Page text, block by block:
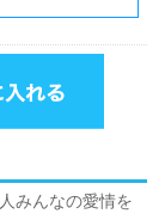
みんなの愛情を